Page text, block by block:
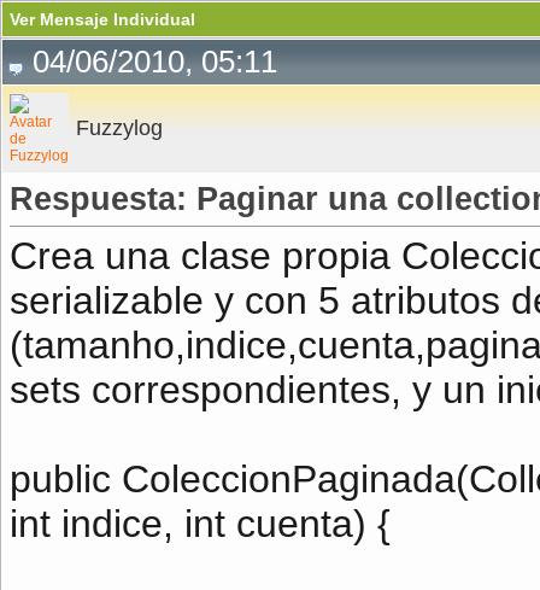
Ver Mensaje Individual
04/06/2010, 05:11
Fuzzylog
Respuesta: Paginar una
Crea una clase propia
serializable y con 5 atributos
sets correspondientes, y un
public
int indice, int cuenta) {